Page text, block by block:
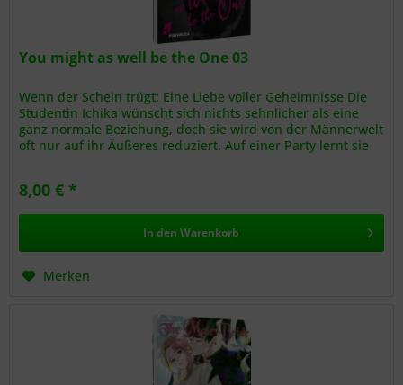
You might as well be the One 03
Wenn der Schein trügt: Eine Liebe voller Geheimnisse Die
Studentin Ichika wünscht sich nichts sehnlicher als eine
ganz normale Beziehung, doch sie wird von der Männerwelt
oft nur auf ihr Äußeres reduziert. Auf einer Party lernt sie
8,00 € *
In den Warenkorb
Merken